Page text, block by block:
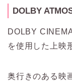
DOLBY
DOLBY
を使用した上映
奥行きのある映